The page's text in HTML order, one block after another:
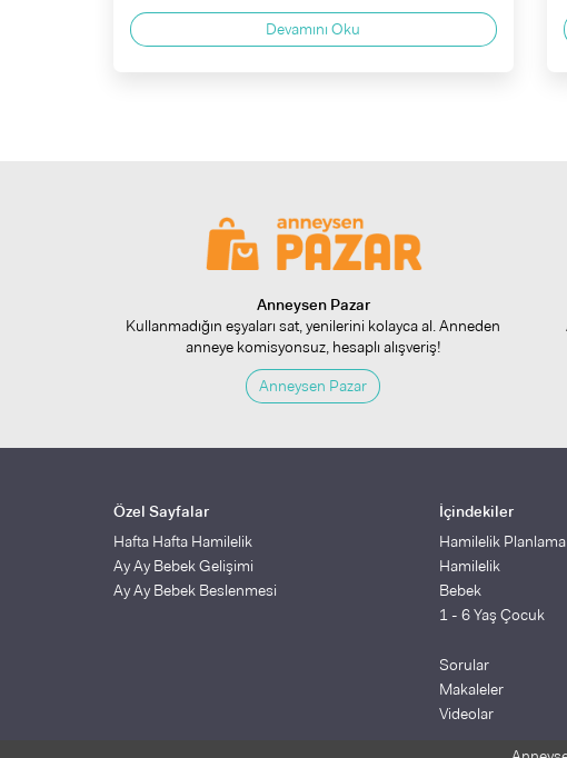
Devamını Oku
Anneysen Pazar
Kullanmadığın eşyaları sat, yenilerini kolayca al. Anneden
anneye komisyonsuz, hesaplı alışveriş!
Anneysen Pazar
Özel Sayfalar
Hafta Hafta Hamilelik
Ay Ay Bebek Gelişimi
Ay Ay Bebek Beslenmesi
İçindekiler
Hamilelik Planlama
Hamilelik
Bebek
1 - 6 Yaş Çocuk
Sorular
Makaleler
Videolar